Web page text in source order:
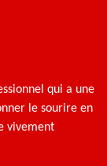
qui a une
le sourire en
vivement